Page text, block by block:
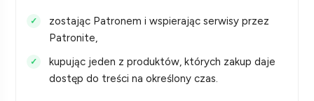
zostając Patronem i wspierając serwisy przez
Patronite,
kupując jeden z produktów, których zakup daje
dostęp do treści na określony czas.